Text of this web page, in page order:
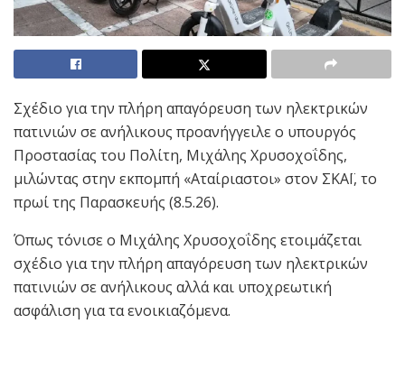
Σχέδιο για την πλήρη απαγόρευση των ηλεκτρικών
πατινιών σε ανήλικους προανήγγειλε ο υπουργός
Προστασίας του Πολίτη, Μιχάλης Χρυσοχοΐδης,
μιλώντας στην εκπομπή «Αταίριαστοι» στον ΣΚΑΪ, το
πρωί της Παρασκευής (8.5.26).
Όπως τόνισε ο Μιχάλης Χρυσοχοΐδης ετοιμάζεται
σχέδιο για την πλήρη απαγόρευση των ηλεκτρικών
πατινιών σε ανήλικους αλλά και υποχρεωτική
ασφάλιση για τα ενοικιαζόμενα.